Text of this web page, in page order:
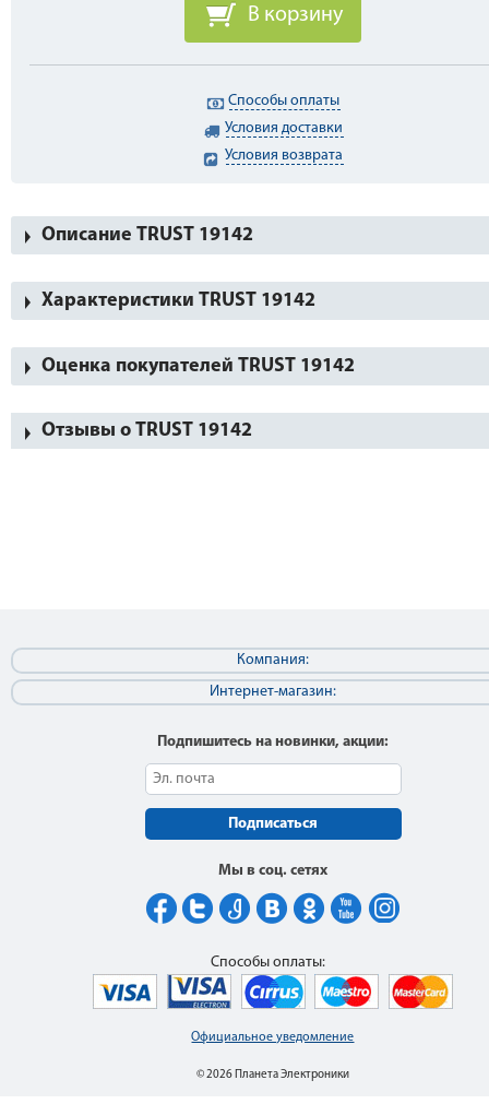
В корзину
Способы оплаты
Условия доставки
Условия возврата
Описание TRUST 19142
Характеристики TRUST 19142
Оценка покупателей TRUST 19142
Отзывы о TRUST 19142
Компания:
Интернет-магазин:
Подпишитесь на новинки, акции:
Подписаться
Мы в соц. сетях
Официальное уведомление
© 2026 Планета Электроники
Способы оплаты: